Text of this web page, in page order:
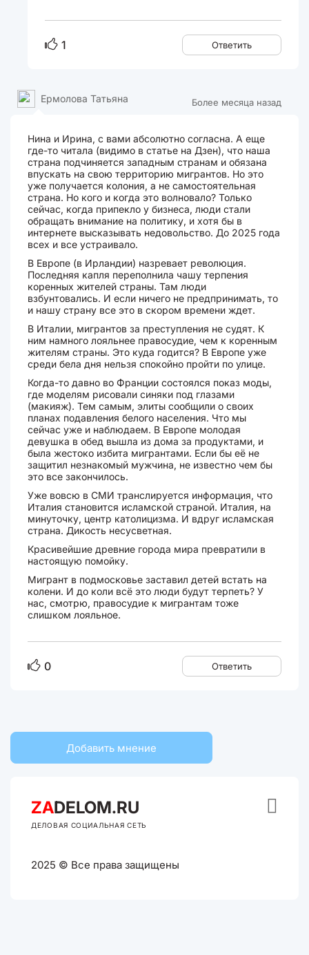
1 Ответить
Более месяца назад
Ермолова Татьяна
Нина и Ирина, с вами абсолютно согласна. А еще
где-то читала (видимо в статье на Дзен), что наша
страна подчиняется западным странам и обязана
впускать на свою территорию мигрантов. Но это
уже получается колония, а не самостоятельная
страна. Но кого и когда это волновало? Только
сейчас, когда припекло у бизнеса, люди стали
обращать внимание на политику, и хотя бы в
интернете высказывать недовольство. До 2025 года
всех и все устраивало.
В Европе (в Ирландии) назревает революция.
Последняя капля переполнила чашу терпения
коренных жителей страны. Там люди
взбунтовались. И если ничего не предпринимать, то
и нашу страну все это в скором времени ждет.
В Италии, мигрантов за преступления не судят. К
ним намного лояльнее правосудие, чем к коренным
жителям страны. Это куда годится? В Европе уже
среди бела дня нельзя спокойно пройти по улице.
Когда-то давно во Франции состоялся показ моды,
где моделям рисовали синяки под глазами
(макияж). Тем самым, элиты сообщили о своих
планах подавления белого населения. Что мы
сейчас уже и наблюдаем. В Европе молодая
девушка в обед вышла из дома за продуктами, и
была жестоко избита мигрантами. Если бы её не
защитил незнакомый мужчина, не известно чем бы
это все закончилось.
Уже вовсю в СМИ транслируется информация, что
Италия становится исламской страной. Италия, на
минуточку, центр католицизма. И вдруг исламская
страна. Дикость несусветная.
Красивейшие древние города мира превратили в
настоящую помойку.
Мигрант в подмосковье заставил детей встать на
колени. И до коли всё это люди будут терпеть? У
нас, смотрю, правосудие к мигрантам тоже
слишком лояльное.
0 Ответить
Добавить мнение
ZADELOM.RU
ДЕЛОВАЯ СОЦИАЛЬНАЯ СЕТЬ
2025 © Все права защищены
